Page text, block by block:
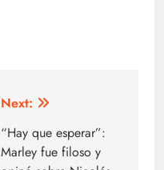
Next:
“Hay que esperar”:
Marley fue filoso y